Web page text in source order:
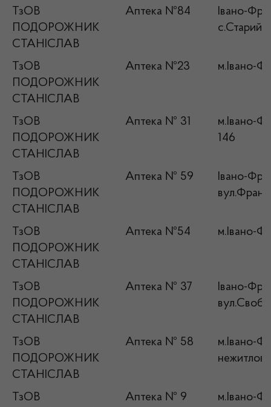
ТзОВ
ПОДОРОЖНИК
СТАНІСЛАВ
Аптека №84
Івано-
с.Старий
ТзОВ
ПОДОРОЖНИК
СТАНІСЛАВ
Аптека №23 м.Івано-
ТзОВ
ПОДОРОЖНИК
СТАНІСЛАВ
Аптека № 31
м.Івано-
146
ТзОВ
ПОДОРОЖНИК
СТАНІСЛАВ
Аптека № 59
Івано-
ТзОВ
ПОДОРОЖНИК
СТАНІСЛАВ
Аптека №54 м.Івано-
ТзОВ
ПОДОРОЖНИК
СТАНІСЛАВ
Аптека № 37
Івано-
ТзОВ
ПОДОРОЖНИК
СТАНІСЛАВ
Аптека № 58
м.Івано-
ТзОВ
Аптека № 9
м.Івано-